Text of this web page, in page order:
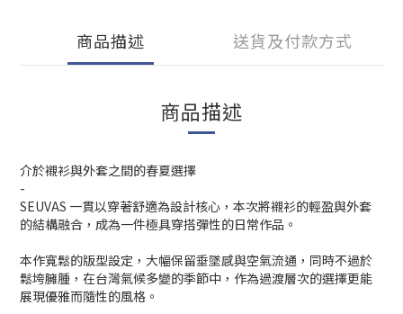
商品描述 送貨及付款方式
商品描述
介於襯衫與外套之間的春夏選擇
-
SEUVAS 一貫以穿著舒適為設計核心，本次將襯衫的輕盈與外套
的結構融合，成為一件極具穿搭彈性的日常作品。
本作寬鬆的版型設定，大幅保留垂墜感與空氣流通，同時不過於
鬆垮臃腫，在台灣氣候多變的季節中，作為過渡層次的選擇更能
展現優雅而隨性的風格。